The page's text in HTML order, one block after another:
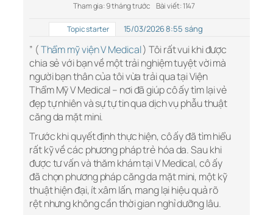
Tham gia: 9 tháng trước Bài viết: 1147
Topic starter 15/03/2026 8:55 sáng
” (Thẩm mỹ viện V Medical) Tôi rất vui khi được
chia sẻ với bạn về một trải nghiệm tuyệt vời mà
người bạn thân của tôi vừa trải qua tại Viện
Thẩm Mỹ V Medical – nơi đã giúp cô ấy tìm lại vẻ
đẹp tự nhiên và sự tự tin qua dịch vụ phẫu thuật
căng da mặt mini.
Trước khi quyết định thực hiện, cô ấy đã tìm hiểu
rất kỹ về các phương pháp trẻ hóa da. Sau khi
được tư vấn và thăm khám tại V Medical, cô ấy
đã chọn phương pháp căng da mặt mini, một kỹ
thuật hiện đại, ít xâm lấn, mang lại hiệu quả rõ
rệt nhưng không cần thời gian nghỉ dưỡng lâu.